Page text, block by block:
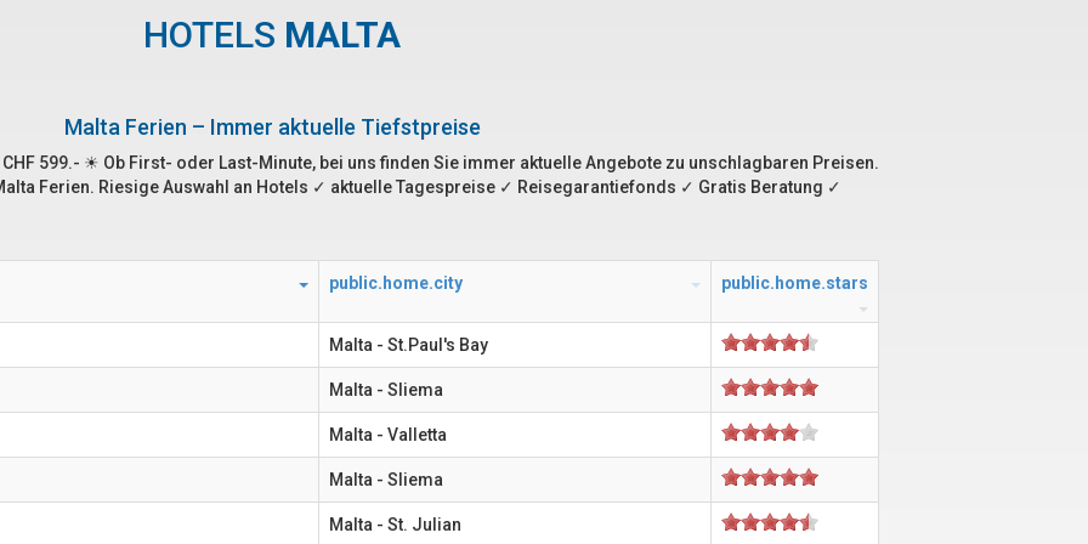
HOTELS MALTA
Malta Ferien – Immer aktuelle Tiefstpreise
599.- ☀ Ob First- oder Last-Minute, bei uns finden Sie immer aktuelle Angebote zu unschlagbaren Preisen.
Ferien. Riesige Auswahl an Hotels ✓ aktuelle Tagespreise ✓ Reisegarantiefonds ✓ Gratis Beratung ✓
public.home.city public.home.stars
Malta - St.Paul's Bay
Malta - Sliema
Malta - Valletta
Malta - Sliema
Malta - St. Julian